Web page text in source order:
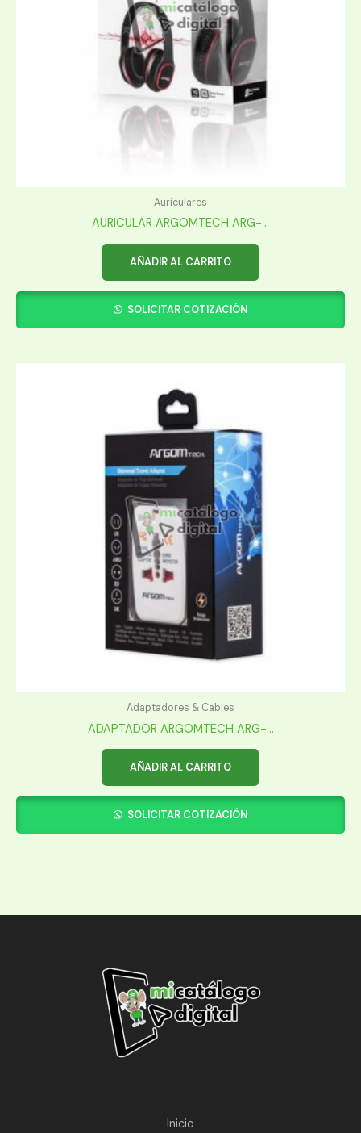
Auriculares
AURICULAR ARGOMTECH ARG-...
AÑADIR AL CARRITO
SOLICITAR COTIZACIÓN
Adaptadores & Cables
ADAPTADOR ARGOMTECH ARG-...
AÑADIR AL CARRITO
SOLICITAR COTIZACIÓN
Inicio